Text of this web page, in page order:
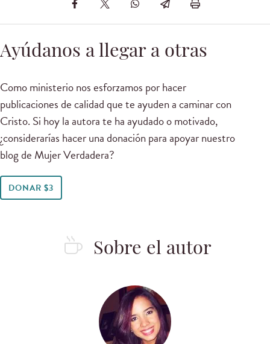
Ayúdanos a llegar a otras
Como ministerio nos esforzamos por hacer
publicaciones de calidad que te ayuden a caminar con
Cristo. Si hoy la autora te ha ayudado o motivado,
¿considerarías hacer una donación para apoyar nuestro
blog de Mujer Verdadera?
DONAR $3
Sobre el autor